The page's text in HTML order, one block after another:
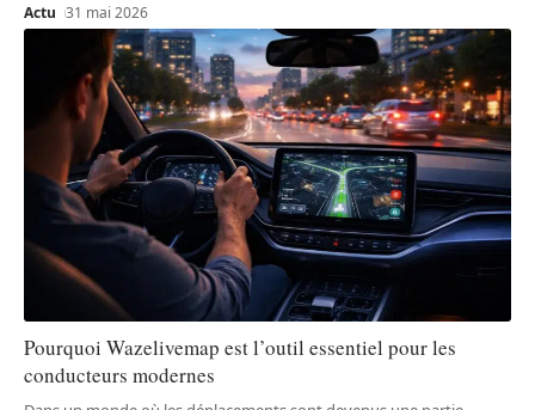
Actu 31 mai 2026
Pourquoi Wazelivemap est l’outil essentiel pour les
conducteurs modernes